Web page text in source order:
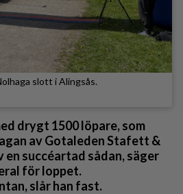
slott i Alingsås.
drygt 1500 löpare, som
av Gotaleden Stafett &
en succéartad sådan, säger
för loppet.
slår han fast.